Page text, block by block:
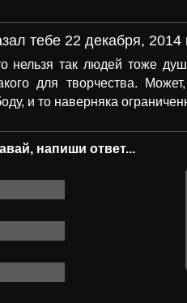
тебе 22 декабря,
нельзя так людей тоже
для творчества.
и то наверняка
напиши ответ...